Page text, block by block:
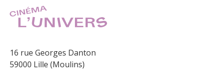
16 rue Georges Danton
59000 Lille (Moulins)